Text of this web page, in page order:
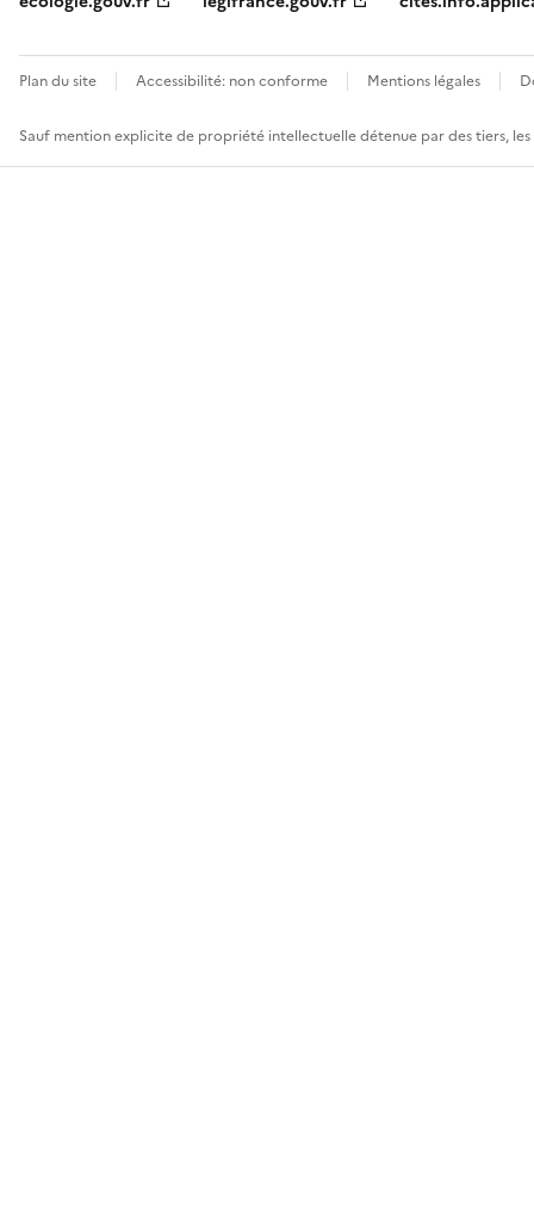
Plan du site Accessibilité: non conforme Mentions légales
Sauf mention explicite de propriété intellectuelle détenue par des tiers,